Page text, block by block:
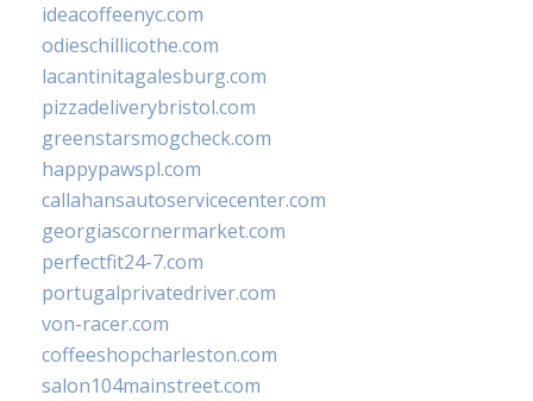
ideacoffeenyc.com
odieschillicothe.com
lacantinitagalesburg.com
pizzadeliverybristol.com
greenstarsmogcheck.com
happypawspl.com
callahansautoservicecenter.com
georgiascornermarket.com
perfectfit24-7.com
portugalprivatedriver.com
von-racer.com
coffeeshopcharleston.com
salon104mainstreet.com